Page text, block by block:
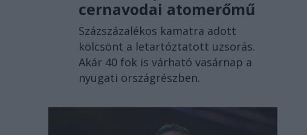
cernavodai atomerőmű
Százszázalékos kamatra adott
kölcsönt a letartóztatott uzsorás.
Akár 40 fok is várható vasárnap a
nyugati országrészben.